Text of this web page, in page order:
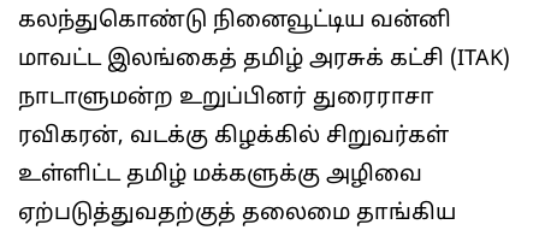
கலந்துகொண்டு நினைவூட்டிய வன்னி
மாவட்ட இலங்கைத் தமிழ் அரசுக் கட்சி (ITAK)
நாடாளுமன்ற உறுப்பினர் துரைராசா
ரவிகரன், வடக்கு கிழக்கில் சிறுவர்கள்
உள்ளிட்ட தமிழ் மக்களுக்கு அழிவை
ஏற்படுத்துவதற்குத் தலைமை தாங்கிய